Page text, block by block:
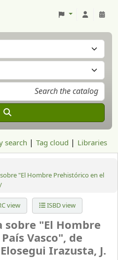
search Tag cloud Libraries
"El Hombre Prehistórico en el
view ISBD view
"El Hombre
Vasco", de
Elosegui Irazusta, J.